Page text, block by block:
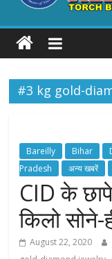
ALL
Torch
your
Rights
#3 kg gold-
Bareilly Bihar
Pradesh
अन्य खबरें
CID के
किलो
August 22, 2020